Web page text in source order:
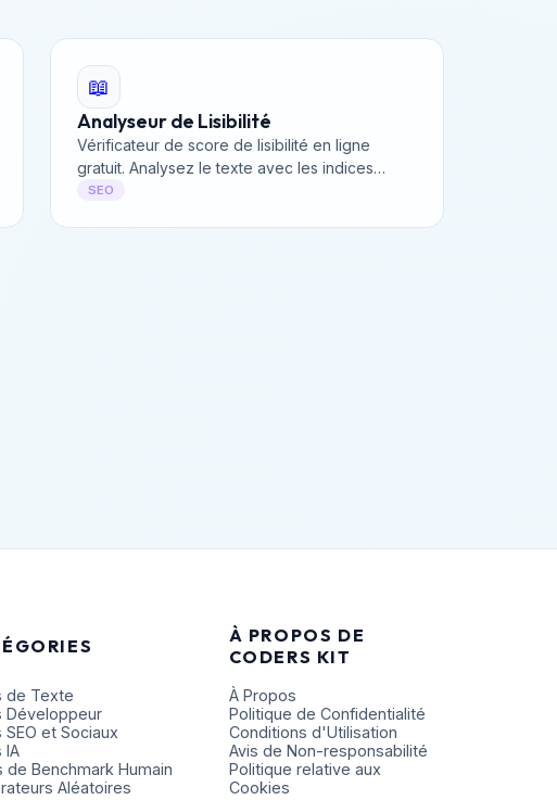
📖
Analyseur de Lisibilité
Vérificateur de score de lisibilité en ligne
gratuit. Analysez le texte avec les indices
Flesch, Gunning Fog et SMOG.
SEO
de Texte
Développeur
SEO et Sociaux
IA
de Benchmark Humain
Aléatoires
À PROPOS DE
CODERS KIT
À Propos
Politique de Confidentialité
Conditions d'Utilisation
Avis de Non-responsabilité
Politique relative aux
Cookies